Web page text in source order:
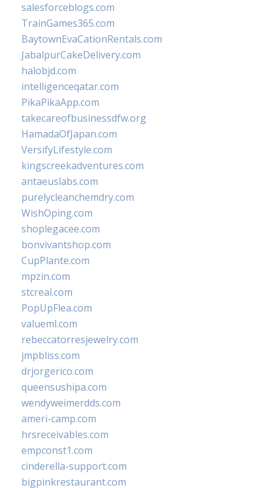
salesforceblogs.com
TrainGames365.com
BaytownEvaCationRentals.com
JabalpurCakeDelivery.com
halobjd.com
intelligenceqatar.com
PikaPikaApp.com
takecareofbusinessdfw.org
HamadaOfJapan.com
VersifyLifestyle.com
kingscreekadventures.com
antaeuslabs.com
purelycleanchemdry.com
WishOping.com
shoplegacee.com
bonvivantshop.com
CupPlante.com
mpzin.com
stcreal.com
PopUpFlea.com
valueml.com
rebeccatorresjewelry.com
jmpbliss.com
drjorgerico.com
queensushipa.com
wendyweimerdds.com
ameri-camp.com
hrsreceivables.com
empconst1.com
cinderella-support.com
bigpinkrestaurant.com